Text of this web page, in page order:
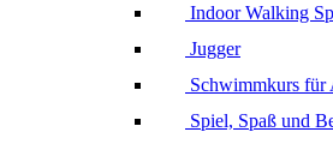
Indoor Walking
Jugger
Schwimmkurs für
Spiel, Spaß und